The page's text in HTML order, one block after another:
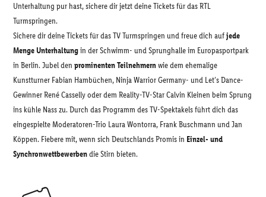
Unterhaltung pur hast, sichere dir jetzt deine Tickets für das RTL
Turmspringen.
Sichere dir deine Tickets für das TV Turmspringen und freue dich aufjede
Menge Unterhaltungin der Schwimm- und Sprunghalle im Europasportpark
in Berlin. Jubel den prominenten Teilnehmernwie dem ehemalige
Kunstturner Fabian Hambüchen, Ninja Warrior Germany- und Let’s Dance-
Gewinner René Casselly oder dem Reality-TV-Star Calvin Kleinen beim Sprung
ins kühle Nass zu. Durch das Programm des TV-Spektakels führt dich das
eingespielte Moderatoren-Trio Laura Wontorra, Frank Buschmann und Jan
Köppen. Fiebere mit, wenn sich Deutschlands Promis in Einzel- und
Synchronwettbewerbendie Stirn bieten.